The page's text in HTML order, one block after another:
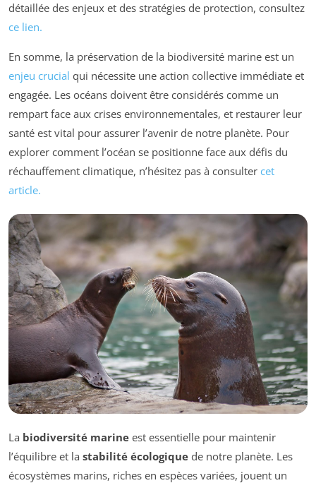
détaillée des enjeux et des stratégies de protection, consultez
ce lien.
En somme, la préservation de la biodiversité marine est un
enjeu crucial qui nécessite une action collective immédiate et
engagée. Les océans doivent être considérés comme un
rempart face aux crises environnementales, et restaurer leur
santé est vital pour assurer l’avenir de notre planète. Pour
explorer comment l’océan se positionne face aux défis du
réchauffement climatique, n’hésitez pas à consulter cet
article.
La biodiversité marine est essentielle pour maintenir
l’équilibre et la stabilité écologique de notre planète. Les
écosystèmes marins, riches en espèces variées, jouent un